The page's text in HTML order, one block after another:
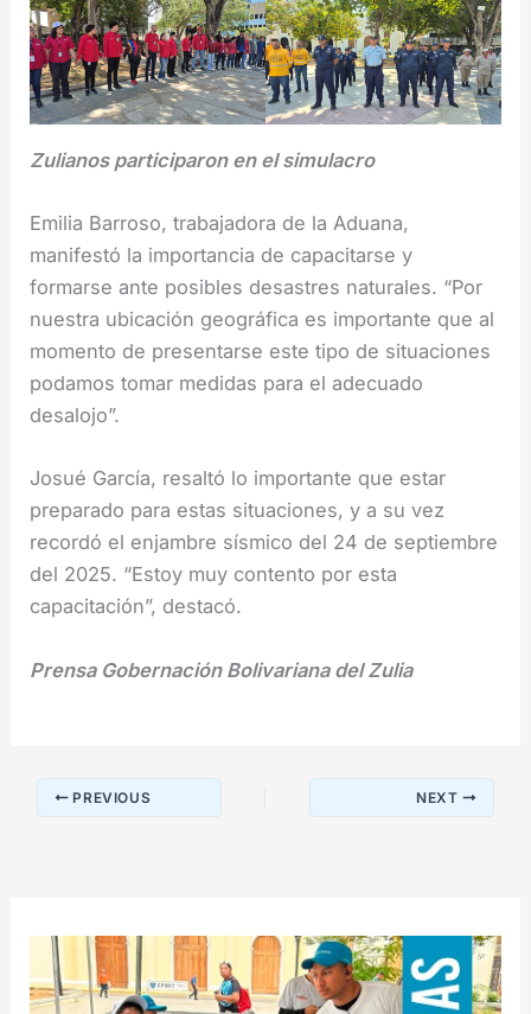
Zulianos participaron en el simulacro
Emilia Barroso, trabajadora de la Aduana,
manifestó la importancia de capacitarse y
formarse ante posibles desastres naturales. “Por
nuestra ubicación geográfica es importante que al
momento de presentarse este tipo de situaciones
podamos tomar medidas para el adecuado
desalojo”.
Josué García, resaltó lo importante que estar
preparado para estas situaciones, y a su vez
recordó el enjambre sísmico del 24 de septiembre
del 2025. “Estoy muy contento por esta
capacitación”, destacó.
Prensa Gobernación Bolivariana del Zulia
PREVIOUS NEXT